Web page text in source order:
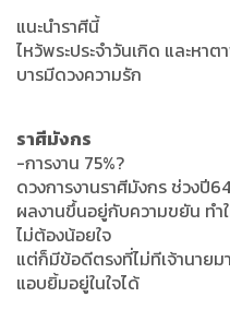
แนะนำราศีนี้
ไหว้พระประจำวันเกิด และห
บารมีดวงความรัก
ราศีมังกร
-การงาน 75%?
ดวงการงานราศีมังกร ช่วงปี
ผลงานขึ้นอยู่กับความขยัน ทำ
ไม่ต้องน้อยใจ
แต่ก็มีข้อดีตรงที่ไม่ทีเจ้านาย
แอบยิ้มอยู่ในใจได้